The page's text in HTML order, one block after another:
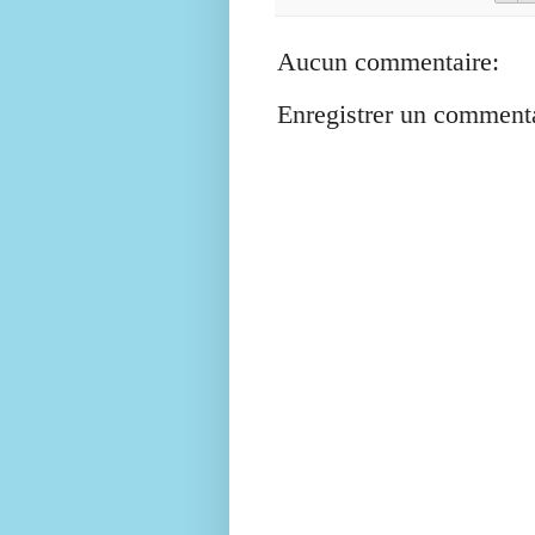
Aucun commentaire:
Enregistrer un